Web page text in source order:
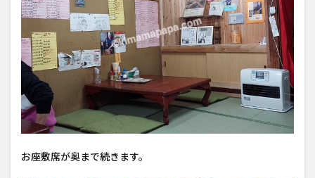
お座敷席が奥まで続きます。